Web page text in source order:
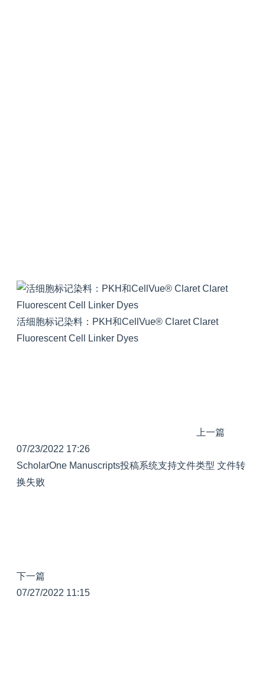
活细胞标记染料：PKH和CellVue® Claret Claret
Fluorescent Cell Linker Dyes
上一篇
07/23/2022 17:26
ScholarOne Manuscripts投稿系统支持文件类型 文件转
换失败
下一篇
07/27/2022 11:15